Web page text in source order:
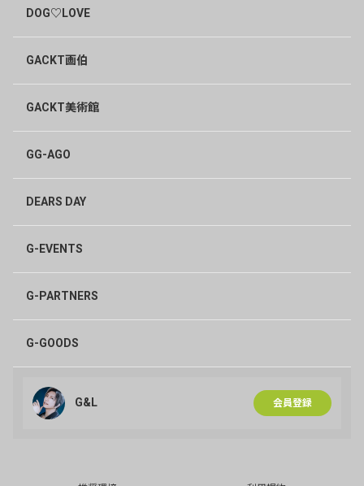
Nika
2
MOON_Rey
1年前
グッズのお知らせ嬉しい🥰
欲しいの有るよ🙂💝
✨️＆お嫁さんになる🥰💝
🎼🎶.*¨*•💍🥂💍.•*¨**•🎶｡:*
DOG♡LOVE
GACKT画伯
GACKT美術館
GG-AGO
DEARS DAY
G-EVENTS
G-PARTNERS
G-GOODS
G&L 会員登録